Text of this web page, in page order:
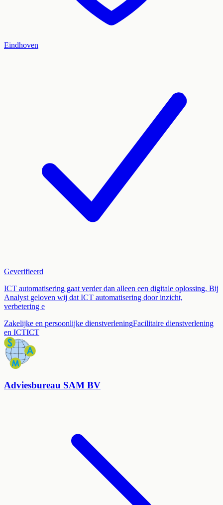
Eindhoven
Geverifieerd
ICT automatisering gaat verder dan alleen een digitale oplossing. Bij
Analyst geloven wij dat ICT automatisering door inzicht,
verbetering e
Zakelijke en persoonlijke dienstverleningFacilitaire dienstverlening
en ICTICT
Adviesbureau SAM BV